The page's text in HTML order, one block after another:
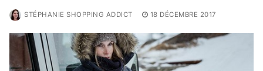
STÉPHANIE SHOPPING ADDICT 18 DÉCEMBRE 2017